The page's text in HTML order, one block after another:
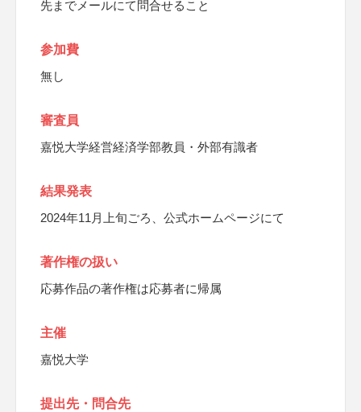
先までメールにて問合せること
参加費
無し
審査員
嘉悦大学経営経済学部教員・外部有識者
結果発表
2024年11月上旬ごろ、公式ホームページにて
著作権の扱い
応募作品の著作権は応募者に帰属
主催
嘉悦大学
提出先・問合先